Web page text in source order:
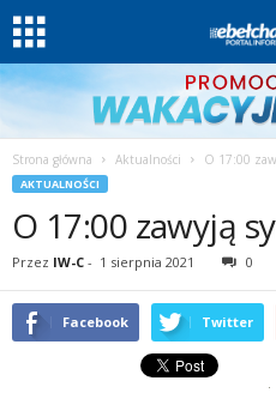
Strona główna Aktualności O 17:00
AKTUALNOŚCI
O 17:00 zawyją
Przez IW-C - 1 sierpnia 2021 0
Facebook Twitter